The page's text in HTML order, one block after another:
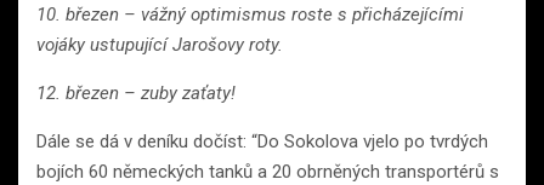
10. březen – vážný optimismus roste s přicházejícími
vojáky ustupující Jarošovy roty.
12. březen – zuby zaťaty!
Dále se dá v deníku dočíst: “Do Sokolova vjelo po tvrdých
bojích 60 německých tanků a 20 obrněných transportérů s